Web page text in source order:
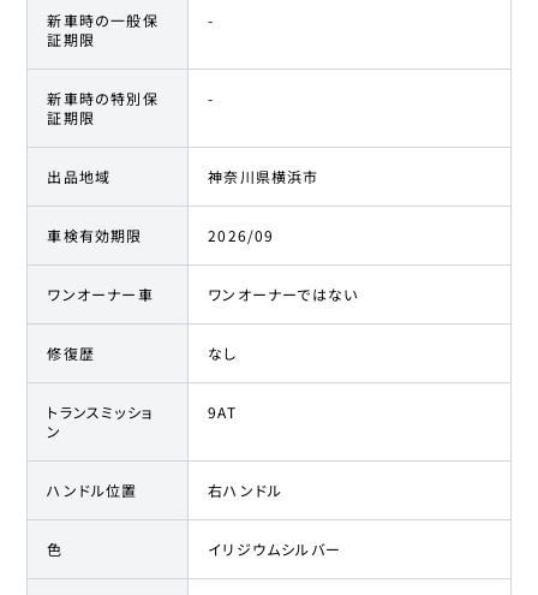
新車時の一般保
証期限
-
新車時の特別保
証期限
-
出品地域 神奈川県横浜市
車検有効期限 2026/09
ワンオーナー車 ワンオーナーではない
修復歴 なし
トランスミッショ
ン
9AT
ハンドル位置 右ハンドル
色 イリジウムシルバー